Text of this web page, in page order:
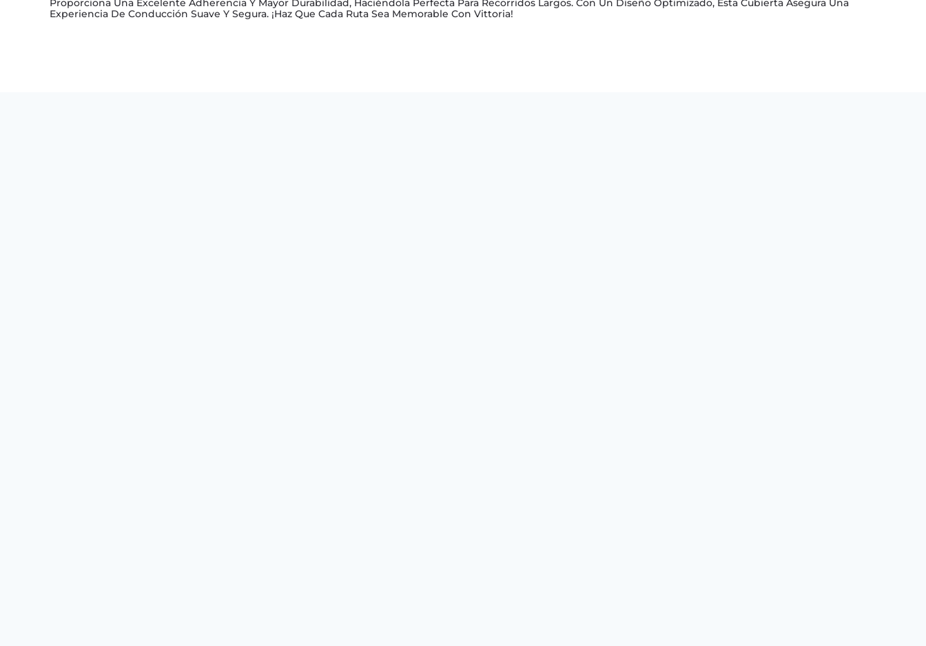
Proporciona Una Excelente Adherencia Y Mayor Durabilidad, Haciéndola Perfecta Para Recorridos Largos. Con Un Diseño Optimizado, Esta Cubierta Asegura Una
Experiencia De Conducción Suave Y Segura. ¡Haz Que Cada Ruta Sea Memorable Con Vittoria!